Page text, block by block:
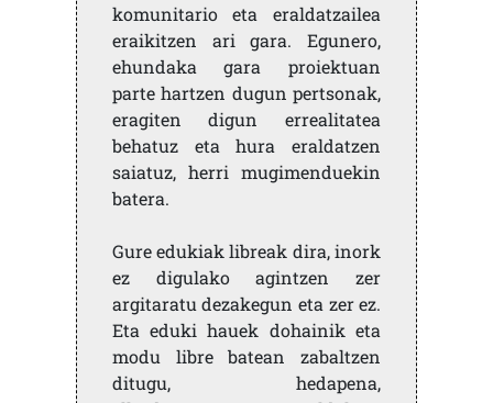
komunitario eta eraldatzailea
eraikitzen ari gara. Egunero,
ehundaka gara proiektuan
parte hartzen dugun pertsonak,
eragiten digun errealitatea
behatuz eta hura eraldatzen
saiatuz, herri mugimenduekin
batera.
Gure edukiak libreak dira, inork
ez digulako agintzen zer
argitaratu dezakegun eta zer ez.
Eta eduki hauek dohainik eta
modu libre batean zabaltzen
ditugu, hedapena,